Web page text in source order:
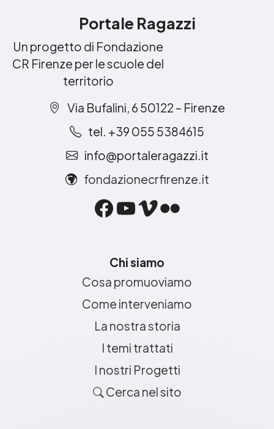
Portale Ragazzi
Un progetto di Fondazione
CR Firenze per le scuole del
territorio
Via Bufalini, 6 50122 – Firenze
tel. +39 055 5384615
info@portaleragazzi.it
fondazionecrfirenze.it
Facebook
YouTube
Vimeo
Flickr
Chi siamo
Cosa promuoviamo
Come interveniamo
La nostra storia
I temi trattati
I nostri Progetti
Cerca nel sito